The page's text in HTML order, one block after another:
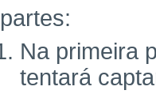
partes:
Na primeira
tentará